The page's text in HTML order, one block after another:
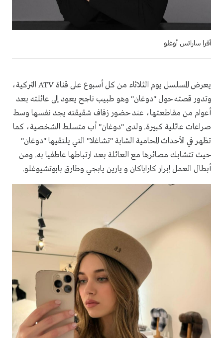
أفرا ساراتس أوغلو
يعرض المسلسل يوم الثلاثاء من كل أسبوع على قناة ATV التركية،
وتدور قصته حول "دوغان" وهو طبيب ناجح يعود إلى عائلته بعد
أعوام من مقاطعتها، عند حضور زفاف شقيقته يجد نفسها وسط
صراعات عائلية كبيرة. ولدى "دوغان" أب متسلط الشخصية، كما
تظهر في الأحداث المحامية الشابة "تشاغلا" التي يلتقيها "دوغان"
حيث تتشابك مصائرها مع العائلة بعد ارتباطها عاطفيا به. ومن
أبطال العمل إبرار كاراباكان و يارين يابجي وطارق بابوتشيوغلو.